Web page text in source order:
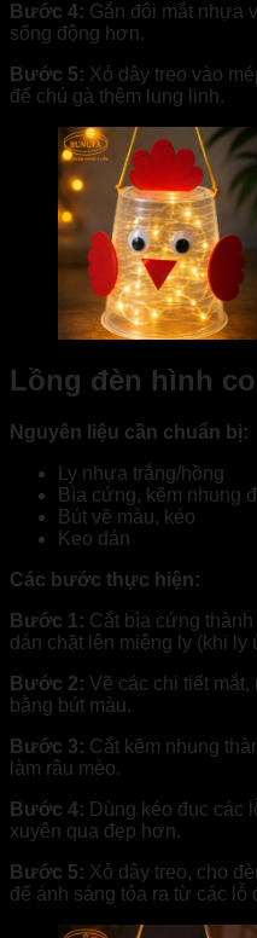
Bước 4: Gắn đôi mắt nhựa
sống động hơn.
Bước 5: Xỏ dây treo vào
để chú gà thêm lung linh.
Lồng đèn hình
Nguyên liệu cần chuẩn bị:
Ly nhựa trắng/hồng
Bìa cứng, kẽm nhung
Bút vẽ màu, kéo
Keo dán
Các bước thực hiện:
Bước 1: Cắt bìa cứng
dán chặt lên miệng ly (khi ly
Bước 2: Vẽ các chi tiết mắt,
bằng bút màu.
Bước 3: Cắt kẽm nhung
làm râu mèo.
Bước 4: Dùng kéo đục các
xuyên qua đẹp hơn.
Bước 5: Xỏ dây treo, cho
để ánh sáng tỏa ra từ các lỗ